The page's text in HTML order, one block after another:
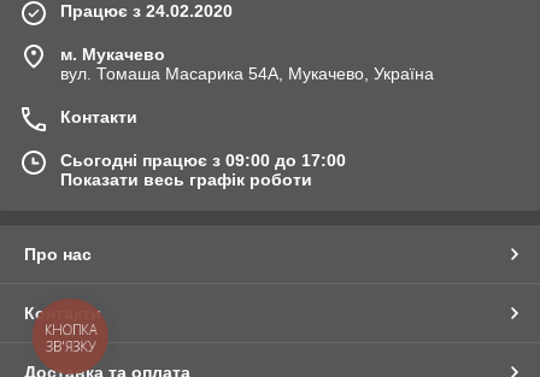
Працює з 24.02.2020
м. Мукачево
вул. Томаша Масарика 54А, Мукачево, Україна
Контакти
Сьогодні працює з 09:00 до 17:00
Показати весь графік роботи
Про нас
Контакти
Доставка та оплата
КНОПКА
ЗВ'ЯЗКУ